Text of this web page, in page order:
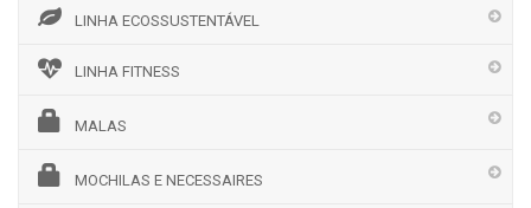
LINHA ECOSSUSTENTÁVEL
LINHA FITNESS
MALAS
MOCHILAS E NECESSAIRES